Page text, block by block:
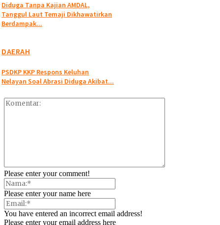
Diduga Tanpa Kajian AMDAL,
Tanggul Laut Temaji Dikhawatirkan
Berdampak...
DAERAH
PSDKP KKP Respons Keluhan
Nelayan Soal Abrasi Diduga Akibat...
Please enter your comment!
Please enter your name here
You have entered an incorrect email address!
Please enter your email address here